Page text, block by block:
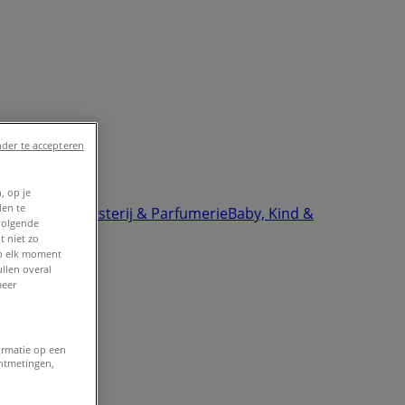
Drogisterij & ParfumerieBaby, Kind &
op je
te
niet zo
elk moment
overal
op een
te accepteren